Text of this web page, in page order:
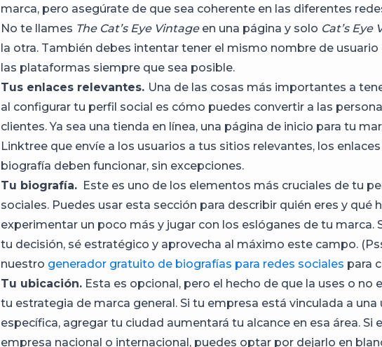
marca, pero asegúrate de que sea coherente en las diferentes
No te llames The Cat’s Eye Vintageen una página y solo Cat’s Eye
la otra. También debes intentar tener el mismo nombre de usuario
las plataformas siempre que sea posible.
Tus enlaces relevantes. Una de las cosas más importantes a
al configurar tu perfil social es cómo puedes convertir a las
clientes. Ya sea una tienda en línea, una página de inicio para tu
Linktree que envíe a los usuarios a tus sitios relevantes, los
biografía deben funcionar, sin excepciones.
Tu biografía. Este es uno de los elementos más cruciales de tu
sociales. Puedes usar esta sección para describir quién eres y qué
experimentar un poco más y jugar con los eslóganes de tu marca.
tu decisión, sé estratégico y aprovecha al máximo este campo.
nuestro generador gratuito de biografías para redes sociales para
Tu ubicación. Esta es opcional, pero el hecho de que la uses o no
tu estrategia de marca general. Si tu empresa está vinculada a una
específica, agregar tu ciudad aumentará tu alcance en esa área. Si
empresa nacional o internacional, puedes optar por dejarlo en